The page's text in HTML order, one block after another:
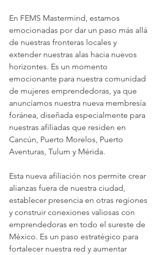
En FEMS Mastermind, estamos
emocionadas por dar un paso más allá
de nuestras fronteras locales y
extender nuestras alas hacia nuevos
horizontes. Es un momento
emocionante para nuestra comunidad
de mujeres emprendedoras, ya que
anunciamos nuestra nueva membresía
foránea, diseñada especialmente para
nuestras afiliadas que residen en
Cancún, Puerto Morelos, Puerto
Aventuras, Tulum y Mérida.
Esta nueva afiliación nos permite crear
alianzas fuera de nuestra ciudad,
establecer presencia en otras regiones
y construir conexiones valiosas con
emprendedoras en todo el sureste de
México. Es un paso estratégico para
fortalecer nuestra red y aumentar